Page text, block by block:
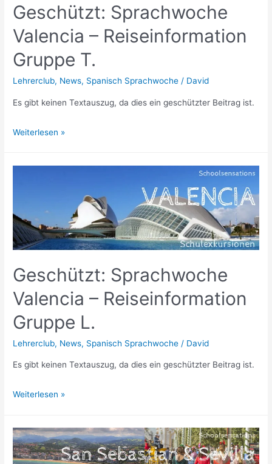
Geschützt: Sprachwoche
Valencia – Reiseinformation
Gruppe T.
Lehrerclub, News, Spanisch Sprachwoche / David
Es gibt keinen Textauszug, da dies ein geschützter Beitrag ist.
Geschützt:
T.
Weiterlesen »
Geschützt: Sprachwoche
Valencia – Reiseinformation
Gruppe L.
Lehrerclub, News, Spanisch Sprachwoche / David
Es gibt keinen Textauszug, da dies ein geschützter Beitrag ist.
Geschützt:
–
Reiseinformation
Weiterlesen »